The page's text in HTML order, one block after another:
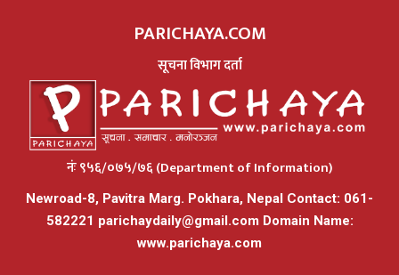
PARICHAYA.COM
सूचना विभाग दर्ता
नंः ९५६/०७५/७६ (Department of Information)
Newroad-8, Pavitra Marg. Pokhara, Nepal Contact: 061-
582221 parichaydaily@gmail.comDomain Name:
www.parichaya.com